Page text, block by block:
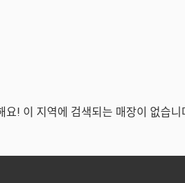
요! 이 지역에 검색되는 매장이 없습